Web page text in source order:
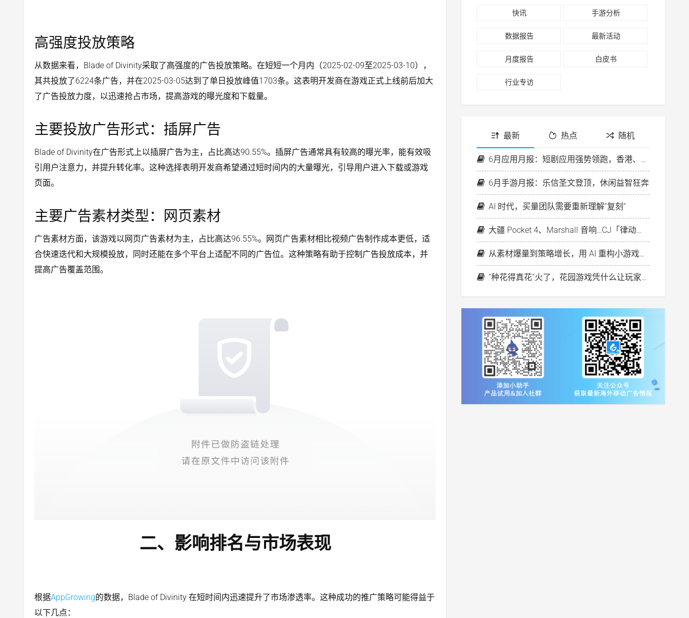
高强度投放策略
从数据来看，Blade of Divinity采取了高强度的广告投放策略。在短短一个月内（2025-02-09至2025-03-10），
其共投放了6224条广告，并在2025-03-05达到了单日投放峰值1703条。这表明开发商在游戏正式上线前后加大
了广告投放力度，以迅速抢占市场，提高游戏的曝光度和下载量。
主要投放广告形式：插屏广告
Blade of Divinity在广告形式上以插屏广告为主，占比高达90.55%。插屏广告通常具有较高的曝光率，能有效吸
引用户注意力，并提升转化率。这种选择表明开发商希望通过短时间内的大量曝光，引导用户进入下载或游戏
页面。
主要广告素材类型：网页素材
广告素材方面，该游戏以网页广告素材为主，占比高达96.55%。网页广告素材相比视频广告制作成本更低，适
合快速迭代和大规模投放，同时还能在多个平台上适配不同的广告位。这种策略有助于控制广告投放成本，并
提高广告覆盖范围。
二、影响排名与市场表现
根据AppGrowing的数据，Blade of Divinity 在短时间内迅速提升了市场渗透率。这种成功的推广策略可能得益于
以下几点：
快讯 手游分析
数据报告 最新活动
月度报告 白皮书
行业专访
最新 热点 随机
6月应用月报：短剧应用强势领跑，香港、欧洲房产平台投放升温
6月手游月报：乐信圣文登顶，休闲益智狂奔
AI 时代，买量团队需要重新理解“复刻”
大疆 Pocket 4、Marshall 音响…CJ「律动之夜」好礼等你来！
从素材爆量到策略增长，用 AI 重构小游戏出海新打法
“种花得真花”火了，花园游戏凭什么让玩家心动？